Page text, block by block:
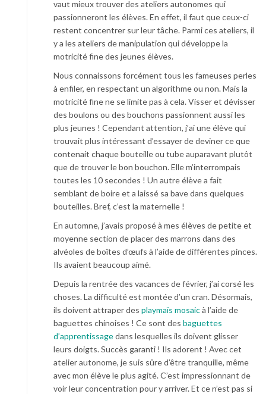
vaut mieux trouver des ateliers autonomes qui
passionneront les élèves. En effet, il faut que ceux-ci
restent concentrer sur leur tâche. Parmi ces ateliers, il
y a les ateliers de manipulation qui développe la
motricité fine des jeunes élèves.
Nous connaissons forcément tous les fameuses perles
à enfiler, en respectant un algorithme ou non. Mais la
motricité fine ne se limite pas à cela. Visser et dévisser
des boulons ou des bouchons passionnent aussi les
plus jeunes ! Cependant attention, j’ai une élève qui
trouvait plus intéressant d’essayer de deviner ce que
contenait chaque bouteille ou tube auparavant plutôt
que de trouver le bon bouchon. Elle m’interrompais
toutes les 10 secondes ! Un autre élève a fait
semblant de boire et a laissé sa bave dans quelques
bouteilles. Bref, c’est la maternelle !
En automne, j’avais proposé à mes élèves de petite et
moyenne section de placer des marrons dans des
alvéoles de boîtes d’œufs à l’aide de différentes pinces.
Ils avaient beaucoup aimé.
Depuis la rentrée des vacances de février, j’ai corsé les
choses. La difficulté est montée d’un cran. Désormais,
ils doivent attraper des playmaïs mosaicà l’aide de
baguettes chinoises ! Ce sont des baguettes
d’apprentissagedans lesquelles ils doivent glisser
leurs doigts. Succès garanti ! Ils adorent ! Avec cet
atelier autonome, je suis sûre d’être tranquille, même
avec mon élève le plus agité. C’est impressionnant de
voir leur concentration pour y arriver. Et ce n’est pas si